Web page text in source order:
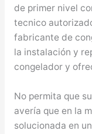
de primer nivel
tecnico
fabricante de
la instalación y
congelador y
No permita que
avería que en la
solucionada en